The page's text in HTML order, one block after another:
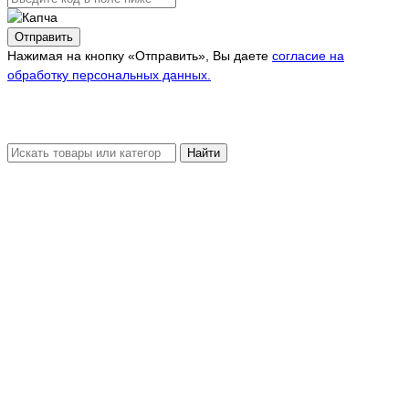
Отправить
Нажимая на кнопку «Отправить», Вы даете согласие на
обработку персональных данных.
Найти